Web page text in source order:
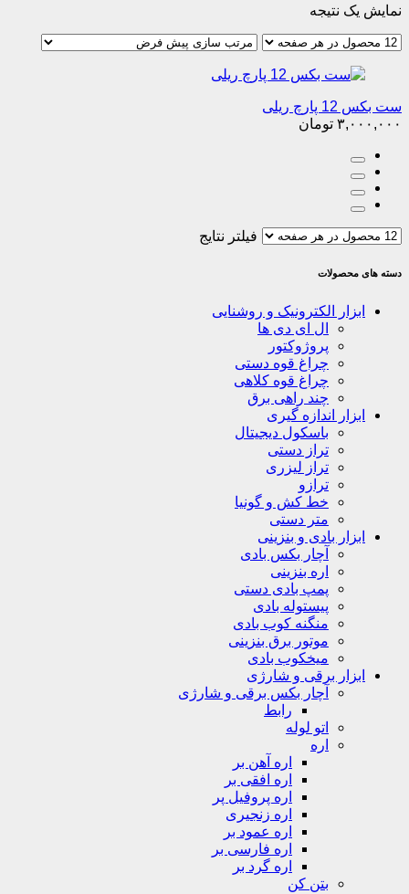
نمایش یک نتیجه
ست بکس 12 پارچ ریلی
۳,۰۰۰,۰۰۰ تومان
فیلتر نتایج
دسته های محصولات
ابزار الکترونیک و روشنایی
ال ای دی ها
پروژوکتور
چراغ قوه دستی
چراغ قوه کلاهی
چند راهی برق
ابزار اندازه گیری
باسکول دیجیتال
تراز دستی
تراز لیزری
ترازو
خط کش و گونیا
متر دستی
ابزار بادی و بنزینی
آچار بکس بادی
اره بنزینی
پمپ بادی دستی
پیستوله بادی
منگنه کوب بادی
موتور برق بنزینی
میخکوب بادی
ابزار برقی و شارژی
آچار بکس برقی و شارژی
رابط
اتو لوله
اره
اره آهن بر
اره افقی بر
اره پروفیل پر
اره زنجیری
اره عمود بر
اره فارسی بر
اره گرد بر
بتن کن